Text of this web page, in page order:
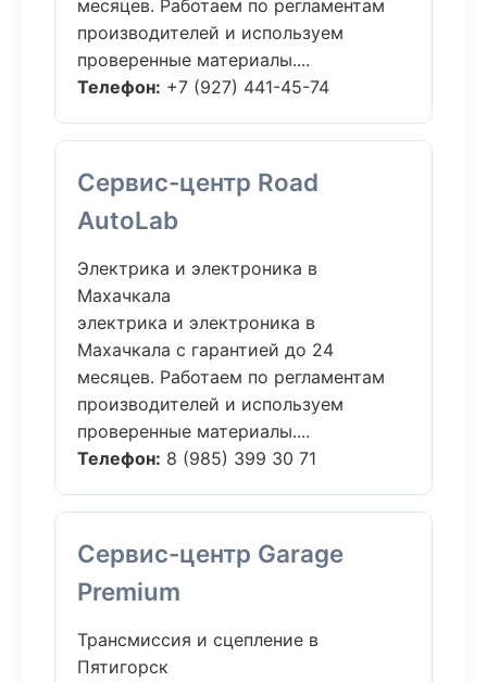
месяцев. Работаем по регламентам
производителей и используем
проверенные материалы....
Телефон: +7 (927) 441-45-74
Сервис-центр Road
AutoLab
Электрика и электроника в
Махачкала
электрика и электроника в
Махачкала с гарантией до 24
месяцев. Работаем по регламентам
производителей и используем
проверенные материалы....
Телефон: 8 (985) 399 30 71
Сервис-центр Garage
Premium
Трансмиссия и сцепление в
Пятигорск